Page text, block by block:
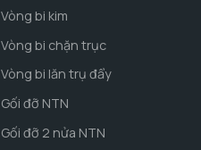
Vòng bi kim
Vòng bi chặn trục
Vòng bi lăn trụ đẩy
Gối đỡ NTN
Gối đỡ 2 nửa NTN